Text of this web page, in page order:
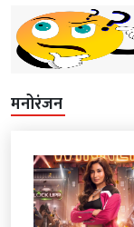
मनोरंजन